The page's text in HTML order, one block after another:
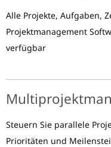
Alle Projekte, Aufgaben,
Projektmanagement
verfügbar
Steuern Sie parallele
Prioritäten und